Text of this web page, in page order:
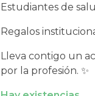
Estudiantes de
Regalos
Lleva contigo un
por la profesión. ✨